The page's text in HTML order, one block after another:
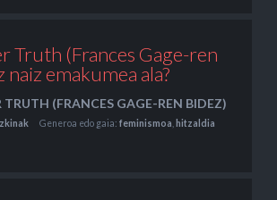
Truth (Frances Gage-ren
naiz emakumea ala?
TRUTH (FRANCES GAGE-REN BIDEZ)
Generoa edo gaia: feminismoa hitzaldia